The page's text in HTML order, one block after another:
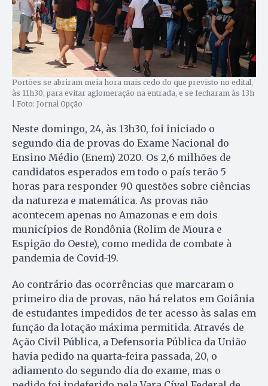
Portões se abriram meia hora mais cedo do que previsto no edital,
às 11h30, para evitar aglomeração na entrada, e se fecharam às 13h
| Foto: Jornal Opção
Neste domingo, 24, às 13h30, foi iniciado o
segundo dia de provas do Exame Nacional do
Ensino Médio (Enem) 2020. Os 2,6 milhões de
candidatos esperados em todo o país terão 5
horas para responder 90 questões sobre ciências
da natureza e matemática. As provas não
acontecem apenas no Amazonas e em dois
municípios de Rondônia (Rolim de Moura e
Espigão do Oeste), como medida de combate à
pandemia de Covid-19.
Ao contrário das ocorrências que marcaram o
primeiro dia de provas, não há relatos em Goiânia
de estudantes impedidos de ter acesso às salas em
função da lotação máxima permitida. Através de
Ação Civil Pública, a Defensoria Pública da União
havia pedido na quarta-feira passada, 20, o
adiamento do segundo dia do exame, mas o